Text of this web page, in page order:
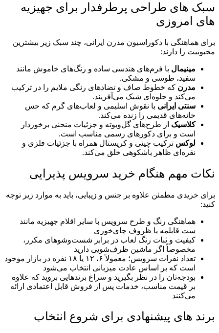
سبک‌ های طراحی پرطرفدار برای جهیزیه‌
های امروزی
برای هماهنگی با دکوراسیون مدرن ایرانی، چند سبک زیر بیشترین
محبوبیت را دارند:
مینیمال با فرم‌های هندسی ساده و رنگ‌های خاموش مانند
سفید، طوسی و مشکی.
مدرن که خطوط صاف و تضاد‌های رنگی ملایم را در ترکیب
می‌کند و جلوه‌ای شیک می‌آفریند.
سنتی ایرانی با نقوش اسلیمی و لعاب‌های گرم که حس
خانه‌های قدیمی را زنده می‌کند.
کلاسیک از طرح‌های گل‌وبوته و جزئیات منحنی برخوردار
است و برای دکورهای رسمی مناسب است.
لوکس ترکیب چینی و کریستال همراه با جزئیات فلزی و
نقره‌ای ظاهر باشکوهی خلق می‌کند.
نکات مهم هنگام خرید سرویس پذیرایی
برای خریدی مطمئن علاوه بر جنس و زیبایی، باید به موارد زیر توجه
کنید:
هماهنگی رنگ و طرح سرویس با سایر اقلام جهیزیه مانند
ست قابلمه یا ظروف چای‌خوری
کیفیت و ثبات رنگ لعاب در برابر شست‌وشو‌های مکرر،
مخصوصاً اگر ماشین ظرف‌شویی دارید
تعداد نفرات سرویس؛ معمولاً ۶، ۱۲ یا ۱۸ نفره در بازار موجود
است که بر اساس عادت میزبانی انتخاب می‌شود
بودجه‌تان را در نظر بگیرید و سراغ برندهایی بروید که علاوه
بر قیمت مناسب، خدمات پس از فروش قابل اعتمادی ارائه
می‌کنند
برند های پیشنهادی برای شروع انتخاب